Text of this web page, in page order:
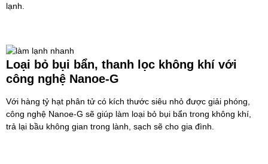
lạnh.
Loại bỏ bụi bẩn, thanh lọc không khí với
công nghệ Nanoe-G
Với hàng tỷ hạt phân tử có kích thước siêu nhỏ được giải phóng,
công nghệ Nanoe-G sẽ giúp làm loại bỏ bụi bẩn trong không khí,
trả lại bầu không gian trong lành, sạch sẽ cho gia đình.